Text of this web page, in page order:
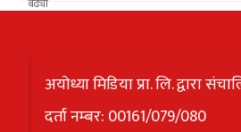
अयोध्या मिडिया प्रा. लि. द्वारा
दर्ता नम्बर: 00161/079/080